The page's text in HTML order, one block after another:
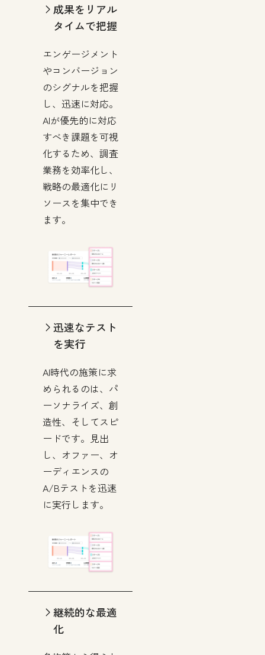
成果をリアル
タイムで把握
エンゲージメント
やコンバージョン
のシグナルを把握
し、迅速に対応。
AIが優先的に対応
すべき課題を可視
化するため、調査
業務を効率化し、
戦略の最適化にリ
ソースを集中でき
ます。
迅速なテスト
を実行
AI時代の施策に求
められるのは、パ
ーソナライズ、創
造性、そしてスピ
ードです。見出
し、オファー、オ
ーディエンスの
A/Bテストを迅速
に実行します。
継続的な最適
化